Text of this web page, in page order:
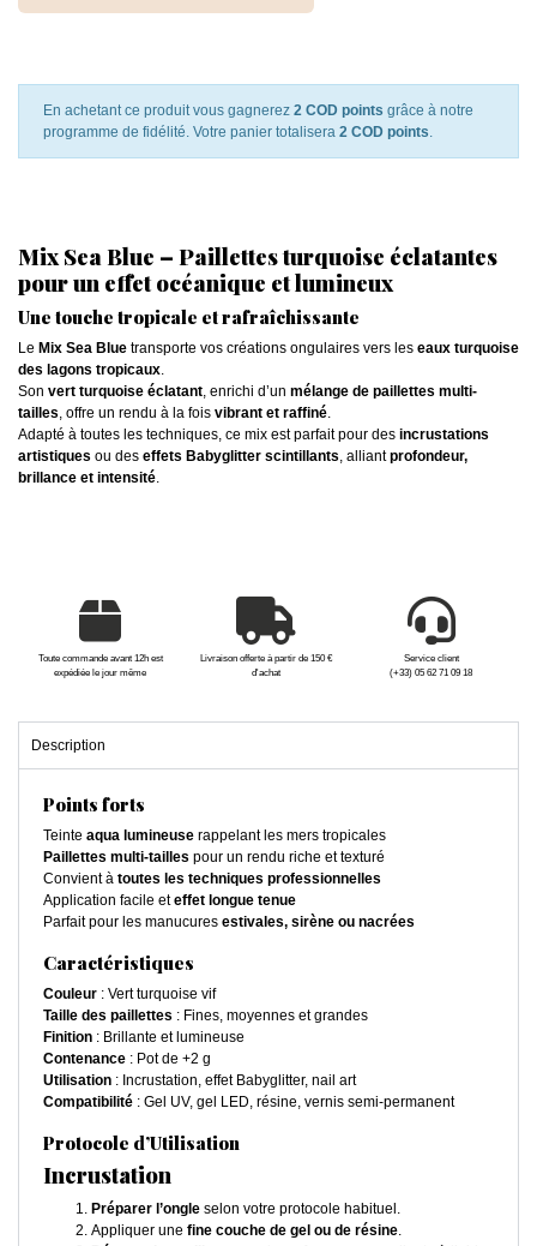
En achetant ce produit vous gagnerez 2 COD points grâce à notre
programme de fidélité. Votre panier totalisera 2 COD points.
Mix Sea Blue – Paillettes turquoise éclatantes
pour un effet océanique et lumineux
Une touche tropicale et rafraîchissante
Le Mix Sea Blue transporte vos créations ongulaires vers les eaux turquoise
des lagons tropicaux.
Son vert turquoise éclatant, enrichi d’un mélange de paillettes multi-
tailles, offre un rendu à la fois vibrant et raffiné.
Adapté à toutes les techniques, ce mix est parfait pour des incrustations
artistiques ou des effets Babyglitter scintillants, alliantprofondeur,
brillance et intensité.
Toute commande avant 12h est
expédiée le jour même
Livraison offerte à partir de 150 €
d'achat
Service client
(+33) 05 62 71 09 18
Description
Points forts
Teinte aqua lumineuse rappelant les mers tropicales
Paillettes multi-tailles pour un rendu riche et texturé
Convient à toutes les techniques professionnelles
Application facile eteffet longue tenue
Parfait pour les manucures estivales, sirène ou nacrées
Caractéristiques
Couleur : Vert turquoise vif
Taille des paillettes : Fines, moyennes et grandes
Finition : Brillante et lumineuse
Contenance : Pot de +2 g
Utilisation : Incrustation, effet Babyglitter, nail art
Compatibilité : Gel UV, gel LED, résine, vernis semi-permanent
Protocole d’Utilisation
Incrustation
Préparer l’ongle selon votre protocole habituel.
Appliquer une fine couche de gel ou de résine.